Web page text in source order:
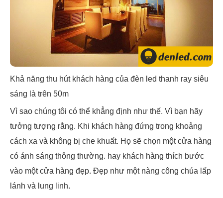
Khả năng thu hút khách hàng của đèn led thanh ray siêu
sáng là trên 50m
Vì sao chúng tôi có thể khẳng định như thế. Vì bạn hãy
tưởng tượng rằng. Khi khách hàng đứng trong khoảng
cách xa và không bị che khuất. Họ sẽ chọn một cửa hàng
có ánh sáng thông thường. hay khách hàng thích bước
vào một cửa hàng đẹp. Đẹp như một nàng công chúa lấp
lánh và lung linh.